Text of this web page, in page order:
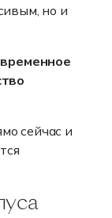
но и
сейчас и